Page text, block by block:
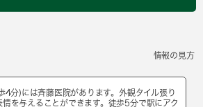
情報の見方
4分)には斉藤医院があります。外観タイル張り
を与えることができます。徒歩5分で駅にアク